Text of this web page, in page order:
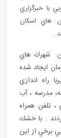
با خبرگزاري
هاي اسكان
شهرك هاي
ايجاد شده
راه اندازي
مدرسه ، آب
تلفن همراه
: با خشك
برخي از اين